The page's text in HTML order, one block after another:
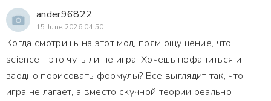
ander96822
15 June 2026 04:50
Когда смотришь на этот мод, прям ощущение, что
science - это чуть ли не игра! Хочешь пофаниться и
заодно порисовать формулы? Все выглядит так, что
игра не лагает, а вместо скучной теории реально